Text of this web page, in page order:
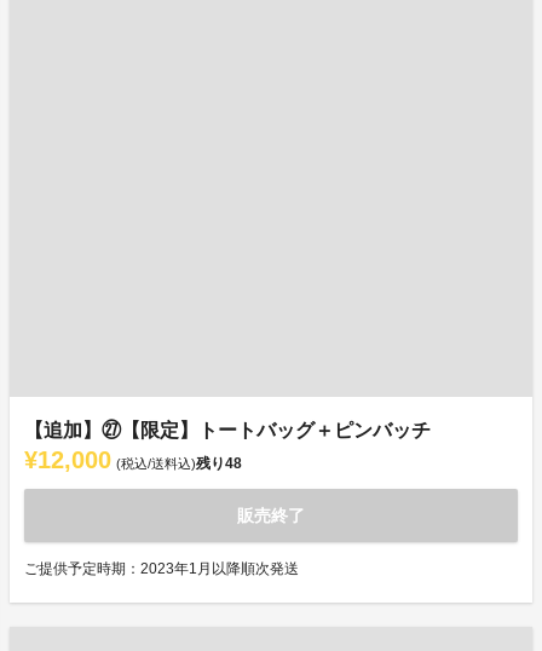
【追加】㉗【限定】トートバッグ＋ピンバッチ
¥12,000 (税込/送料込)残り48
販売終了
ご提供予定時期：2023年1月以降順次発送